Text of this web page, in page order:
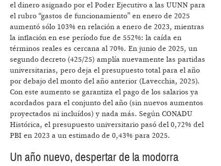
el dinero asignado por el Poder Ejecutivo a las UUNN para
el rubro “gastos de funcionamiento” en enero de 2025
aumentó sólo 103% en relación a enero de 2023, mientras
la inflación en ese período fue de 552%: la caída en
términos reales es cercana al 70%. En junio de 2025, un
segundo decreto (425/25) amplía nuevamente las partidas
universitarias, pero deja el presupuesto total para el año
por debajo del monto del año anterior (Lavecchia, 2025).
Con este aumento se garantiza el pago de los salarios ya
acordados para el conjunto del año (sin nuevos aumentos
proyectados ni incluídos) y nada más. Según CONADU
Histórica, el presupuesto universitario pasó del 0,72% del
PBI en 2023 a un estimado de 0,43% para 2025.
Un año nuevo, despertar de la modorra